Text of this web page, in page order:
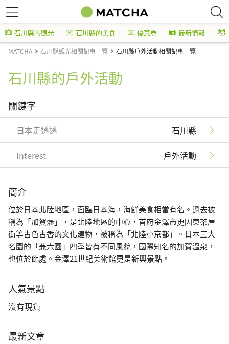
石川縣的觀光 石川縣的美食 優惠券 最新情報
MATCHA 石川縣觀光相關記事一覽 石川縣戶外活動相關記事一覽
石川縣的戶外活動
關鍵字
日本走透透 石川縣
Interest 戶外活動
簡介
位於日本北陸地區，面臨日本海，海鮮美食相當有名。過去被
稱為「加賀藩」，是北陸地區的中心，首府金澤市更因東茶屋
街等古色古香的文化建物，被稱為「北陸小京都」。日本三大
名園的「兼六園」四季皆有不同風貌，國際知名的加賀溫泉，
也位於此處。金澤21世紀美術館更是新興景點。
人氣景點
沒有現貨
最新文章